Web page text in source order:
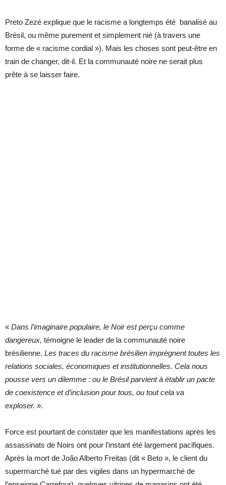
Preto Zezé explique que le racisme a longtemps été banalisé au
Brésil, ou même purement et simplement nié (à travers une
forme de « racisme cordial »). Mais les choses sont peut-être en
train de changer, dit-il. Et la communauté noire ne serait plus
prête à se laisser faire.
« Dans l’imaginaire populaire, le Noir est perçu comme
dangereux, témoigne le leader de la communauté noire
brésilienne. Les traces du racisme brésilien imprègnent toutes les
relations sociales, économiques et institutionnelles. Cela nous
pousse vers un dilemme : ou le Brésil parvient à établir un pacte
de coexistence et d’inclusion pour tous, ou tout cela va
exploser. ».
Force est pourtant de constater que les manifestations après les
assassinats de Noirs ont pour l’instant été largement pacifiques.
Après la mort de João Alberto Freitas (dit « Beto », le client du
supermarché tué par des vigiles dans un hypermarché de